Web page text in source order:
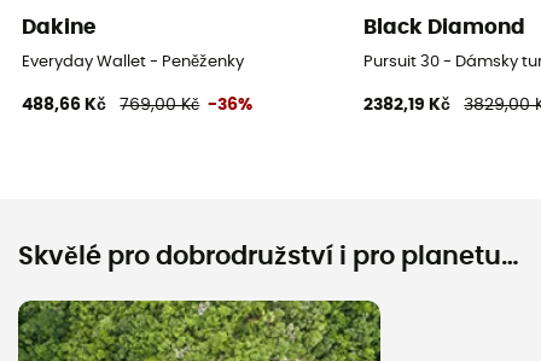
Dakine
Everyday Wallet - Peněženky
488,66 Kč 769,00 Kč -36%
Black Diamond
Pursuit 30 - Dámsky
2382,19 Kč 3829,00
Skvělé pro dobrodružství i pro planetu…